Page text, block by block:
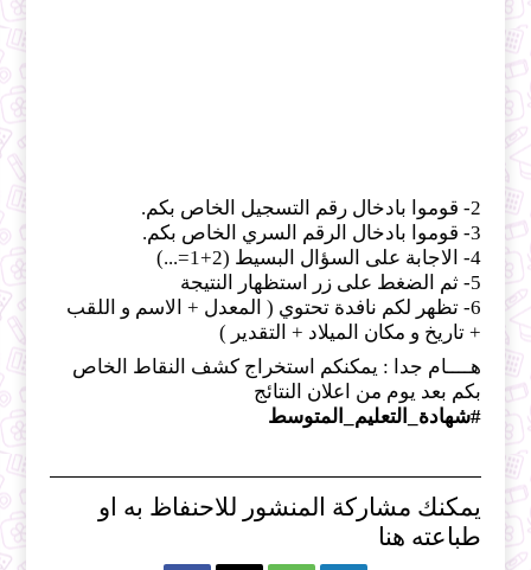
2- قوموا بادخال رقم التسجيل الخاص بكم.
3- قوموا بادخال الرقم السري الخاص بكم.
4- الاجابة على السؤال البسيط (2+1=...)
5- ثم الضغط على زر استظهار النتيجة
6- تظهر لكم نافدة تحتوي ( المعدل + الاسم و اللقب
+ تاريخ و مكان الميلاد + التقدير )
هــــام جدا : يمكنكم استخراج كشف النقاط الخاص
بكم بعد يوم من اعلان النتائج
#شهادة_التعليم_المتوسط
يمكنك مشاركة المنشور للاحنفاظ به او
طباعته هنا